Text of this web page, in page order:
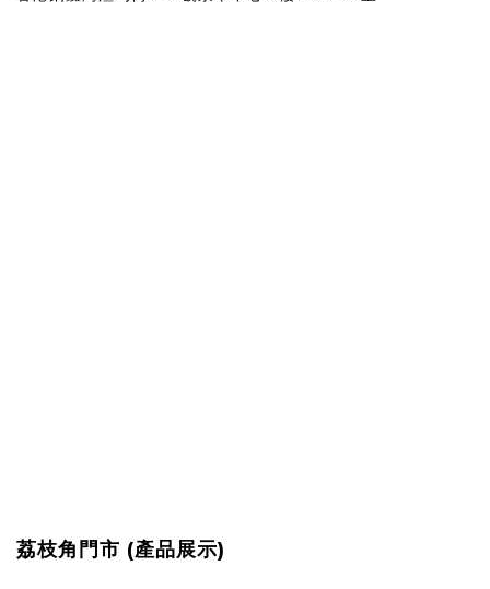
荔枝角門市 (產品展示)